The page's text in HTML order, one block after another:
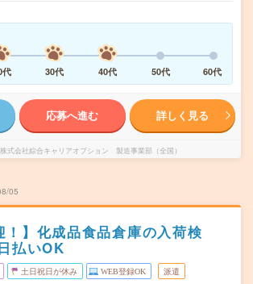
代
30代 40代 50代 60代
応募へ進む 詳しく見る
株式会社綜合キャリアオプション 製造事業部（全国）
05
！】化成品食品倉庫の入荷検
払いOK
土日祝日が休み WEB登録OK 派遣